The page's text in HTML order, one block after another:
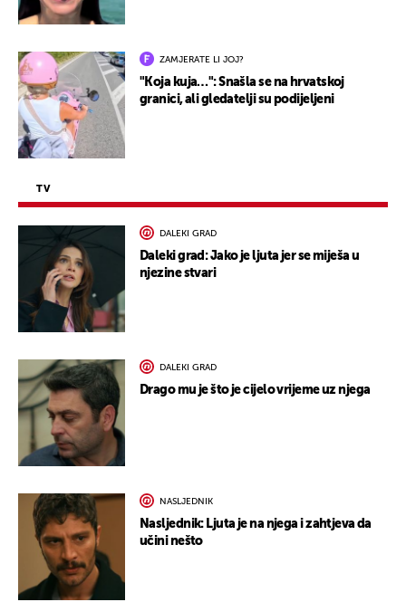
ZAMJERATE LI JOJ?
"Koja kuja…": Snašla se na hrvatskoj
granici, ali gledatelji su podijeljeni
TV
DALEKI GRAD
Daleki grad: Jako je ljuta jer se miješa u
njezine stvari
DALEKI GRAD
Drago mu je što je cijelo vrijeme uz njega
NASLJEDNIK
Nasljednik: Ljuta je na njega i zahtjeva da
učini nešto